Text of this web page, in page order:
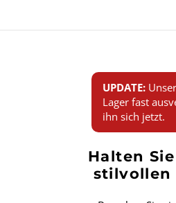
UPDATE:
Lager fast
ihn sich jetzt.
Halten
stilvollen